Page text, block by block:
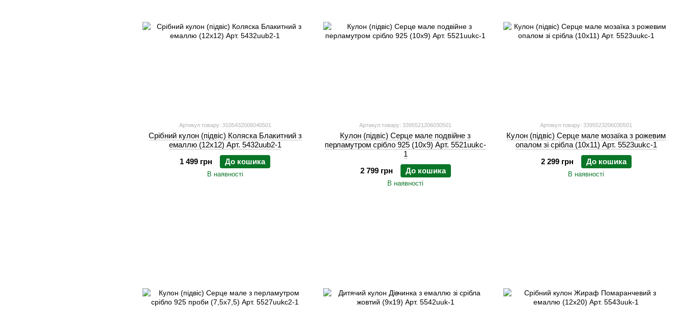
Артикул товару: 3105432006040501
Срібний кулон (підвіс) Коляска Блакитний з
емаллю (12х12) Арт. 5432uub2-1
1 499 грн
До кошика
В наявності
Артикул товару: 3395521206030501
Кулон (підвіс) Серце мале подвійне з
перламутром срібло 925 (10x9) Арт. 5521uukc-
1
2 799 грн
До кошика
В наявності
Артикул товару: 3395523206030501
Кулон (підвіс) Серце мале мозаїка з рожевим
опалом зі срібла (10х11) Арт. 5523uukc-1
2 299 грн
До кошика
В наявності